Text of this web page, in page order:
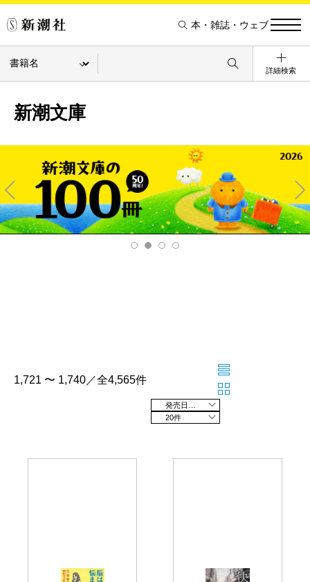
本・雑誌・ウェブ
詳細検索
新潮文庫
Pre
v
Ne
xt
1,721 〜 1,740／全4,565件
20件